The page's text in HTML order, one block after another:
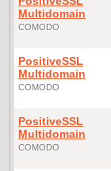
Multidomain
COMODO
PositiveSSL
Multidomain
COMODO
PositiveSSL
Multidomain
COMODO